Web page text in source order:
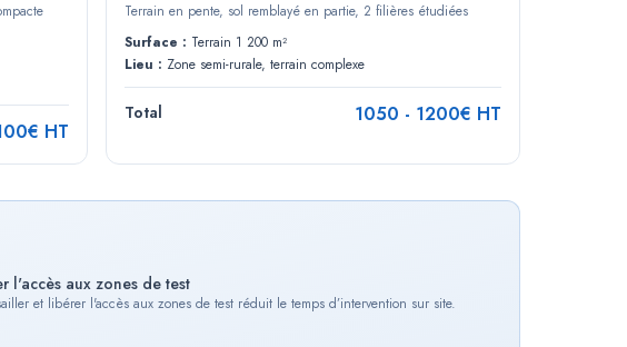
€ HT
Terrain en pente, sol remblayé en partie, 2 filières étudiées
Surface : Terrain 1 200 m²
Lieu : Zone semi-rurale, terrain complexe
Total 1050 - 1200€ HT
l'accès aux zones de test
et libérer l'accès aux zones de test réduit le temps d’intervention sur site.